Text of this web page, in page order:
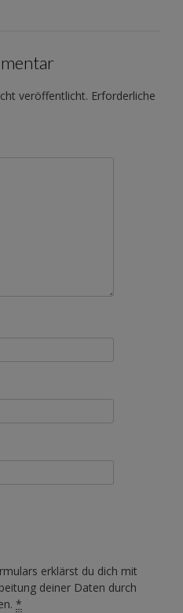
veröffentlicht. Erforderliche
erklärst du dich mit
deiner Daten durch
*